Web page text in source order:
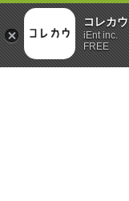
コレカウ
iEnt inc.
FREE